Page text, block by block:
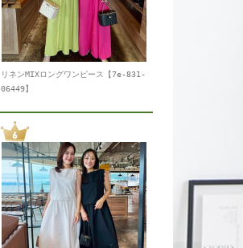
リネンMIXロングワンピース【7e-831-
06449】